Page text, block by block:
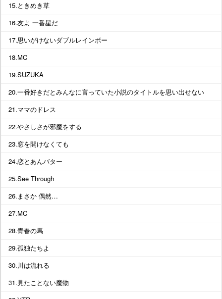
15.ときめき草
16.友よ 一番星だ
17.思いがけないダブルレインボー
18.MC
19.SUZUKA
20.一番好きだとみんなに言っていた小説のタイトルを思い出せない
21.ママのドレス
22.やさしさが邪魔をする
23.窓を開けなくても
24.恋とあんバター
25.See Through
26.まさか 偶然…
27.MC
28.青春の馬
29.孤独たちよ
30.川は流れる
31.見たことない魔物